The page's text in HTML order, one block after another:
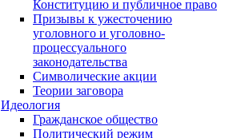
Конституцию и публичное право
Призывы к ужесточению
уголовного и уголовно-
процессуального
законодательства
Символические акции
Теории заговора
Идеология
Гражданское общество
Политический режим